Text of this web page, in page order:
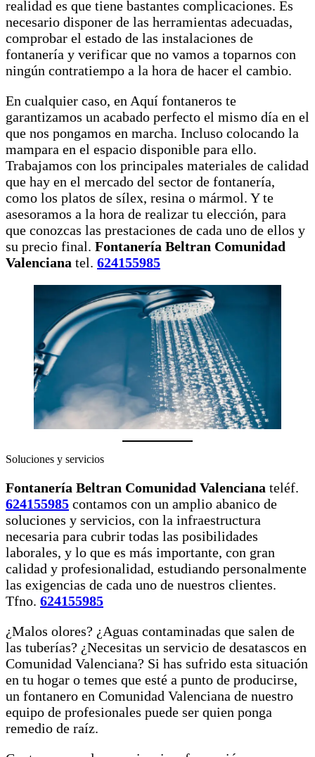
realidad es que tiene bastantes complicaciones. Es
necesario disponer de las herramientas adecuadas,
comprobar el estado de las instalaciones de
fontanería y verificar que no vamos a toparnos con
ningún contratiempo a la hora de hacer el cambio.
En cualquier caso, en Aquí fontaneros te
garantizamos un acabado perfecto el mismo día en el
que nos pongamos en marcha. Incluso colocando la
mampara en el espacio disponible para ello.
Trabajamos con los principales materiales de calidad
que hay en el mercado del sector de fontanería,
como los platos de sílex, resina o mármol. Y te
asesoramos a la hora de realizar tu elección, para
que conozcas las prestaciones de cada uno de ellos y
su precio final. Fontanería Beltran Comunidad
Valenciana tel. 624155985
Soluciones y servicios
Fontanería Beltran Comunidad Valenciana teléf.
624155985 contamos con un amplio abanico de
soluciones y servicios, con la infraestructura
necesaria para cubrir todas las posibilidades
laborales, y lo que es más importante, con gran
calidad y profesionalidad, estudiando personalmente
las exigencias de cada uno de nuestros clientes.
Tfno. 624155985
¿Malos olores? ¿Aguas contaminadas que salen de
las tuberías? ¿Necesitas un servicio de desatascos en
Comunidad Valenciana? Si has sufrido esta situación
en tu hogar o temes que esté a punto de producirse,
un fontanero en Comunidad Valenciana de nuestro
equipo de profesionales puede ser quien ponga
remedio de raíz.